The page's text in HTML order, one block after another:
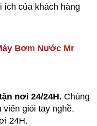
ích của khách hàng
Bơm Nước Mr
nơi 24/24H. Chúng
viên giỏi tay nghề,
24H.